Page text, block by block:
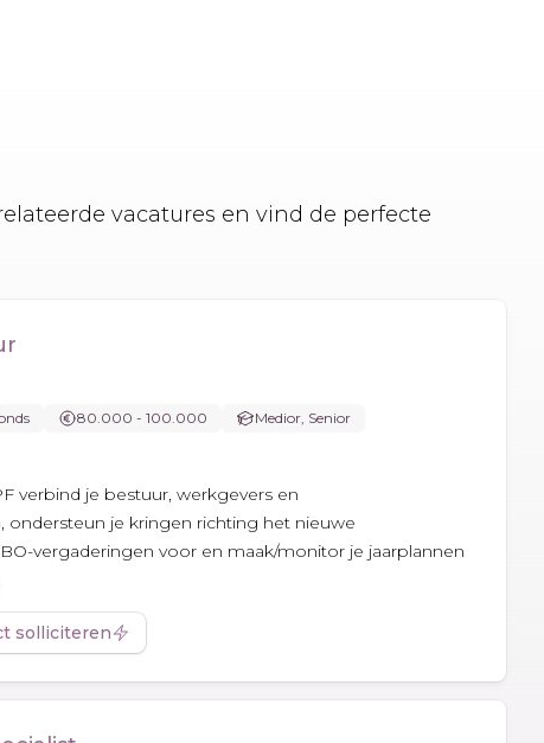
vacatures en vind de perfecte
80.000 - 100.000
Medior, Senior
verbind je bestuur, werkgevers en
je kringen richting het nieuwe
vergaderingen voor en maak/monitor je jaarplannen
solliciteren